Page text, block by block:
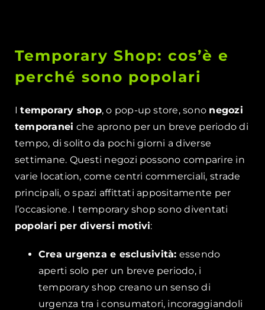
Temporary Shop: cos’è e
perché sono popolari
Itemporary shop, o pop-up store, sono negozi
temporanei che aprono per un breve periodo di
tempo, di solito da pochi giorni a diverse
settimane. Questi negozi possono comparire in
varie location, come centri commerciali, strade
principali, o spazi affittati appositamente per
l’occasione. I temporary shop sono diventati
popolari per diversi motivi:
Crea urgenza e esclusività: essendo
aperti solo per un breve periodo, i
temporary shop creano un senso di
urgenza tra i consumatori, incoraggiandoli